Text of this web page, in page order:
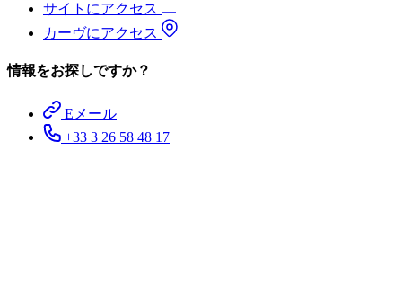
サイトにアクセス
カーヴにアクセス
情報をお探しですか？
Eメール
+33 3 26 58 48 17